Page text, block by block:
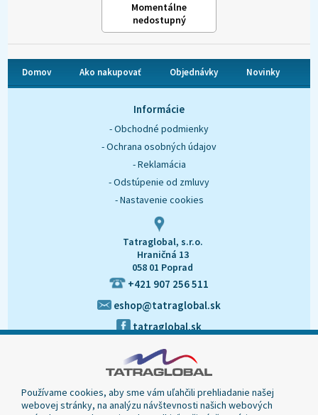
Momentálne
nedostupný
Domov Ako nakupovať Objednávky Novinky
Informácie
- Obchodné podmienky
- Ochrana osobných údajov
- Reklamácia
- Odstúpenie od zmluvy
- Nastavenie cookies
Tatraglobal, s.r.o.
Hraničná 13
058 01 Poprad
+421 907 256 511
eshop@tatraglobal.sk
tatraglobal.sk
Používame cookies, aby sme vám uľahčili prehliadanie našej
webovej stránky, na analýzu návštevnosti našich webových